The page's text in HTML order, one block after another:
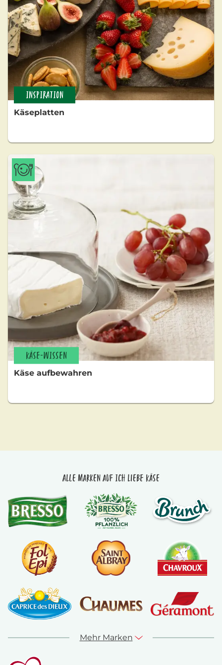
INSPIRATION
Käseplatten
KÄSE-WISSEN
Käse aufbewahren
Alle Marken auf Ich liebe Käse
Mehr Marken